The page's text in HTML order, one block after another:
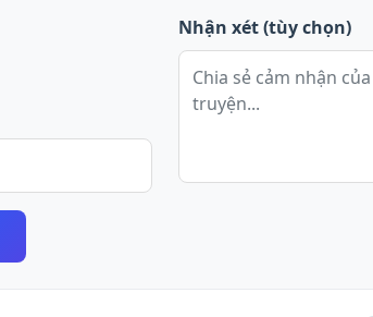
Nhận xét (tùy chọn)